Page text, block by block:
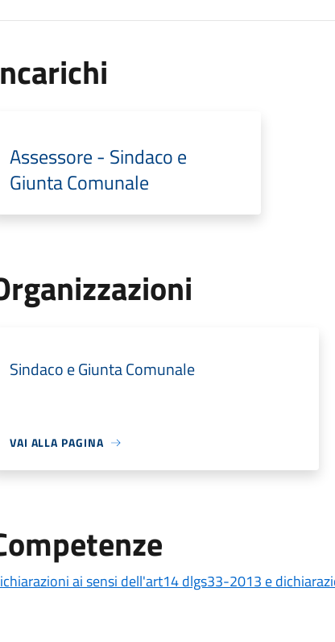
Assessore - Sindaco e
Giunta Comunale
Sindaco e Giunta Comunale
VAI ALLA PAGINA
ai sensi dell'art14 dlgs33-2013 e